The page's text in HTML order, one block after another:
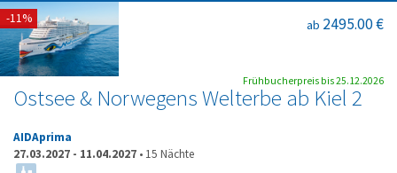
Ostsee & Norwegens Welterbe ab Kiel 2
ab 2495.00 €
AIDAprima
27.03.2027 - 11.04.2027 • 15 Nächte
-11%
Frühbucherpreis bis 25.12.2026